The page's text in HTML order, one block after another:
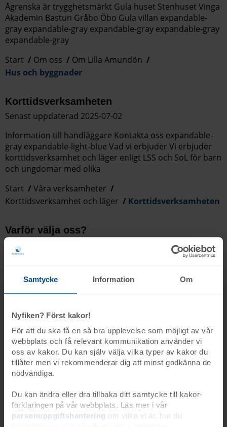
Samtycke Information Om
Nyfiken? Först kakor!
För att du ska få en så bra upplevelse som möjligt av vår
webbplats och få relevant kommunikation använder vi
oss av kakor. Du kan själv välja vilka typer av kakor du
tillåter men vi rekommenderar dig att minst godkänna de
nödvändiga.
Du kan ändra eller dra tillbaka ditt samtycke till kakor-
förklaringen på vår webbplats. Läs mer i vår
personuppgiftshantering om vilka vi är, hur du
Ågrenska är trygghetsmärkt Gula huset Stenhuset Vinga
Akademin Bastun Gråbo Öbo Gula villan expandable-
gray expandable-gray expandable-gray expandable-gray
expandable-gray
Start
Om oss
Om Lilla Amundön
Hus och byggnader
Korttidsverksamheten
Senast uppdaterad 2025-07-02
Information till handläggare Kontakta oss expandable-
gray expandable-light-blue Vad vi erbjuder Vi erbjuder
korttidsverksamhet och läger enligt LSS och SoL för barn
och ungdomar med olika
Start
Våra verksamheter
Korttidsverksamhet och läger
Korttidsverksamheten
Varför välja oss?
Senast uppdaterad 2025-07-03
Planering och genomförande Rådgivning Dina
assistenter Trygghet och transparens Tillstånd och
kvalitet Kontakta oss expandable-gray expandable-gray
expandable-gray expandable-gray
Start
Våra verksamheter
Varför välja oss?
Kurser på beställning
Senast uppdaterad 2025-07-08
Skicka en förfrågan om utbildning Kontakta oss
expandable-light-blue expandable-light-blue Våra kurser
Kurser och kompetensutveckling